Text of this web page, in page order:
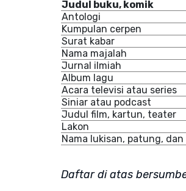
Judul buku, komik
Antologi
Kumpulan cerpen
Surat kabar
Nama majalah
Jurnal ilmiah
Album lagu
Acara televisi atau series
Siniar atau podcast
Judul film, kartun, teater
Lakon
Nama lukisan, patung,
Daftar di atas